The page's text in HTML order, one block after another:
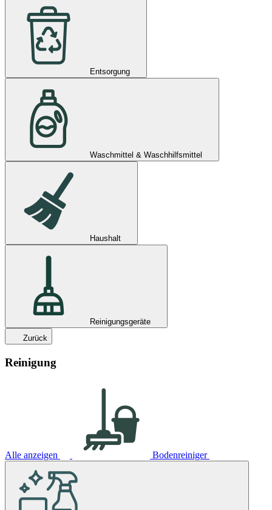
Entsorgung
Waschmittel & Waschhilfsmittel
Haushalt
Reinigungsgeräte
Zurück
Reinigung
Alle anzeigen Bodenreiniger